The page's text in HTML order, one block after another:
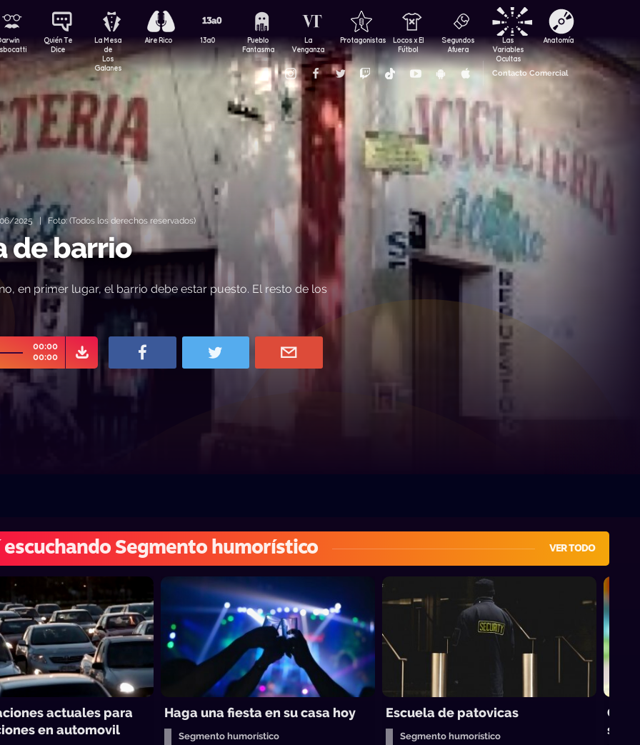
Quién Te
Dice
La Mesa
de
Los
Galanes
Aire Rico 13a0
Pueblo
Fantasma
La
Venganza
Protagonistas
Locos x El
Fútbol
Segundos
Afuera
Las
Variables
Ocultas
Anatomía
Contacto Comercial
2025 | Foto: (Todos los derechos reservados)
de barrio
en primer lugar, el barrio debe estar puesto. El resto de los
00:00
00:00
escuchando Segmento humorístico VER TODO
actuales para
en automovil
Haga una fiesta en su casa hoy
Segmento humorístico
Escuela de patovicas
Segmento humorístico